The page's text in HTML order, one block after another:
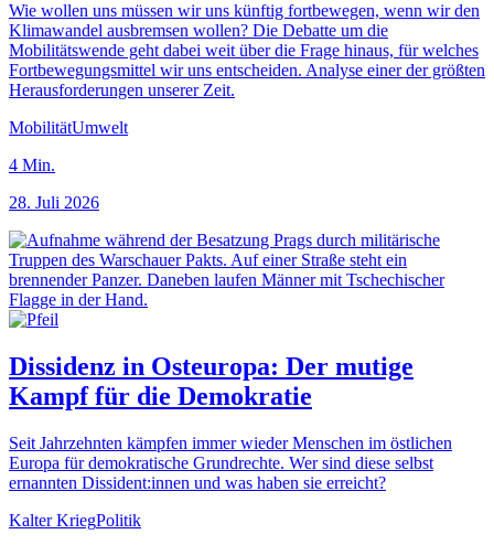
Wie wollen uns müssen wir uns künftig fortbewegen, wenn wir den
Klimawandel ausbremsen wollen? Die Debatte um die
Mobilitätswende geht dabei weit über die Frage hinaus, für welches
Fortbewegungsmittel wir uns entscheiden. Analyse einer der größten
Herausforderungen unserer Zeit.
MobilitätUmwelt
4 Min.
28. Juli 2026
Dissidenz in Osteuropa: Der mutige
Kampf für die Demokratie
Seit Jahrzehnten kämpfen immer wieder Menschen im östlichen
Europa für demokratische Grundrechte. Wer sind diese selbst
ernannten Dissident:innen und was haben sie erreicht?
Kalter KriegPolitik